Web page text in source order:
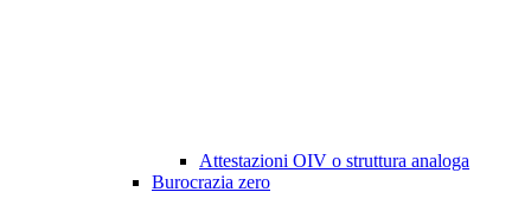
Attestazioni OIV o struttura analoga
Burocrazia zero